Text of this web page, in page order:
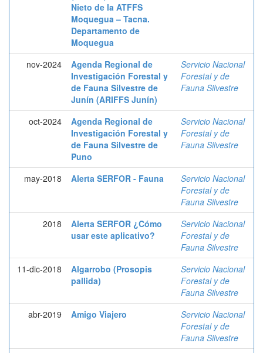
Nieto de la ATFFS
Moquegua – Tacna.
Departamento de
Moquegua
nov-2024
Agenda Regional de
Investigación Forestal y
de Fauna Silvestre de
Junín (ARIFFS Junín)
Servicio Nacional
Forestal y de
Fauna Silvestre
oct-2024
Agenda Regional de
Investigación Forestal y
de Fauna Silvestre de
Puno
Servicio Nacional
Forestal y de
Fauna Silvestre
may-2018 Alerta SERFOR - Fauna
Servicio Nacional
Forestal y de
Fauna Silvestre
2018
Alerta SERFOR ¿Cómo
usar este aplicativo?
Servicio Nacional
Forestal y de
Fauna Silvestre
11-dic-2018
Algarrobo (Prosopis
pallida)
Servicio Nacional
Forestal y de
Fauna Silvestre
abr-2019
Amigo Viajero
Servicio Nacional
Forestal y de
Fauna Silvestre